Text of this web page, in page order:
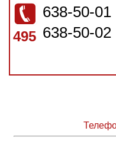
495
638-50-01
638-50-02